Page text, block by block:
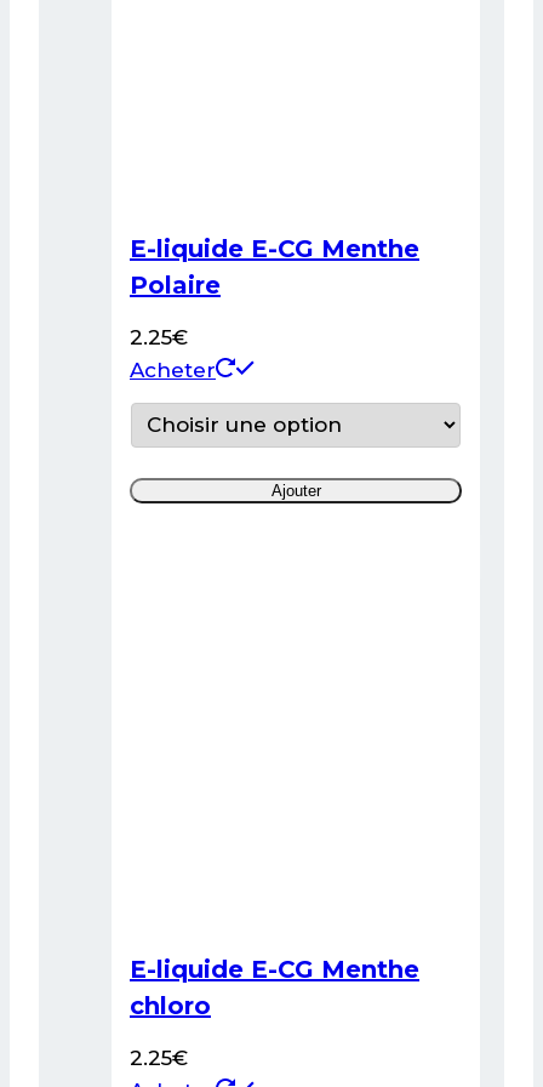
E-liquide E-CG Menthe
Polaire
2.25€
Acheter
Ce
produit
a
variations.
Ajouter
E-liquide E-CG Menthe
chloro
2.25€